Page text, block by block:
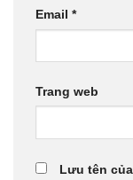
Email *
Trang web
Lưu tên